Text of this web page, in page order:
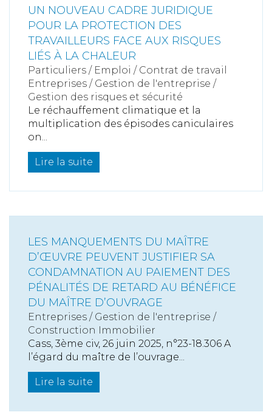
UN NOUVEAU CADRE JURIDIQUE
POUR LA PROTECTION DES
TRAVAILLEURS FACE AUX RISQUES
LIÉS À LA CHALEUR
Particuliers / Emploi / Contrat de travail
Entreprises / Gestion de l'entreprise /
Gestion des risques et sécurité
Le réchauffement climatique et la
multiplication des épisodes caniculaires
on...
Lire la suite
LES MANQUEMENTS DU MAÎTRE
D’ŒUVRE PEUVENT JUSTIFIER SA
CONDAMNATION AU PAIEMENT DES
PÉNALITÉS DE RETARD AU BÉNÉFICE
DU MAÎTRE D’OUVRAGE
Entreprises / Gestion de l'entreprise /
Construction Immobilier
Cass, 3ème civ, 26 juin 2025, n°23-18.306 A
l’égard du maître de l’ouvrage...
Lire la suite